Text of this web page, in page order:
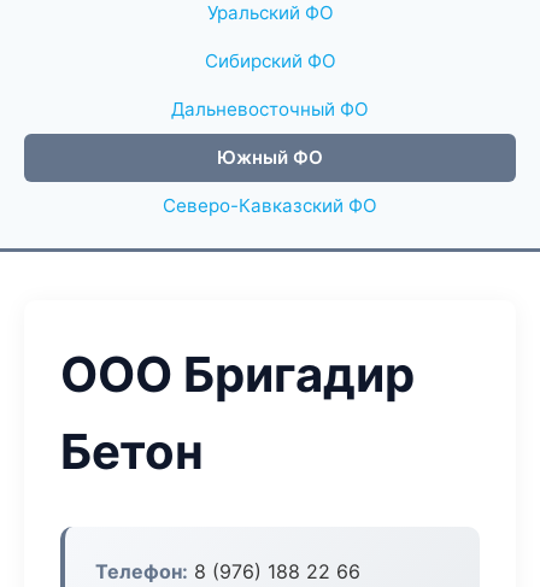
Уральский ФО
Сибирский ФО
Дальневосточный ФО
Южный ФО
Северо-Кавказский ФО
ООО Бригадир
Бетон
Телефон: 8 (976) 188 22 66